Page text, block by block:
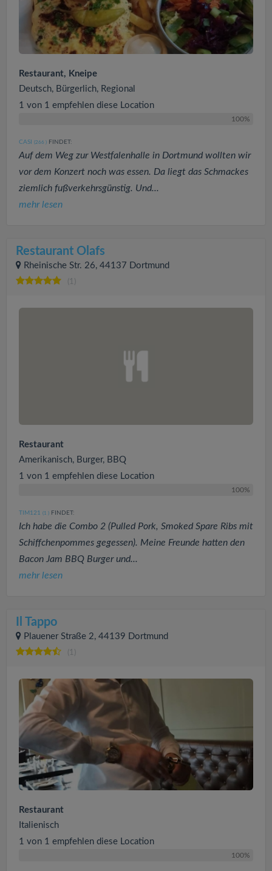
Restaurant, Kneipe
Deutsch, Bürgerlich, Regional
1 von 1 empfehlen diese Location
100%
CASI (266 ) FINDET:
Auf dem Weg zur Westfalenhalle in Dortmund wollten wir
vor dem Konzert noch was essen. Da liegt das Schmackes
ziemlich fußverkehrsgünstig. Und...
mehr lesen
Restaurant Olafs
Rheinische Str. 26, 44137 Dortmund
(1)
Restaurant
Amerikanisch, Burger, BBQ
1 von 1 empfehlen diese Location
100%
TIM121 (1 ) FINDET:
Ich habe die Combo 2 (Pulled Pork, Smoked Spare Ribs mit
Schiffchenpommes gegessen). Meine Freunde hatten den
Bacon Jam BBQ Burger und...
mehr lesen
Il Tappo
Plauener Straße 2, 44139 Dortmund
(1)
Restaurant
Italienisch
1 von 1 empfehlen diese Location
100%